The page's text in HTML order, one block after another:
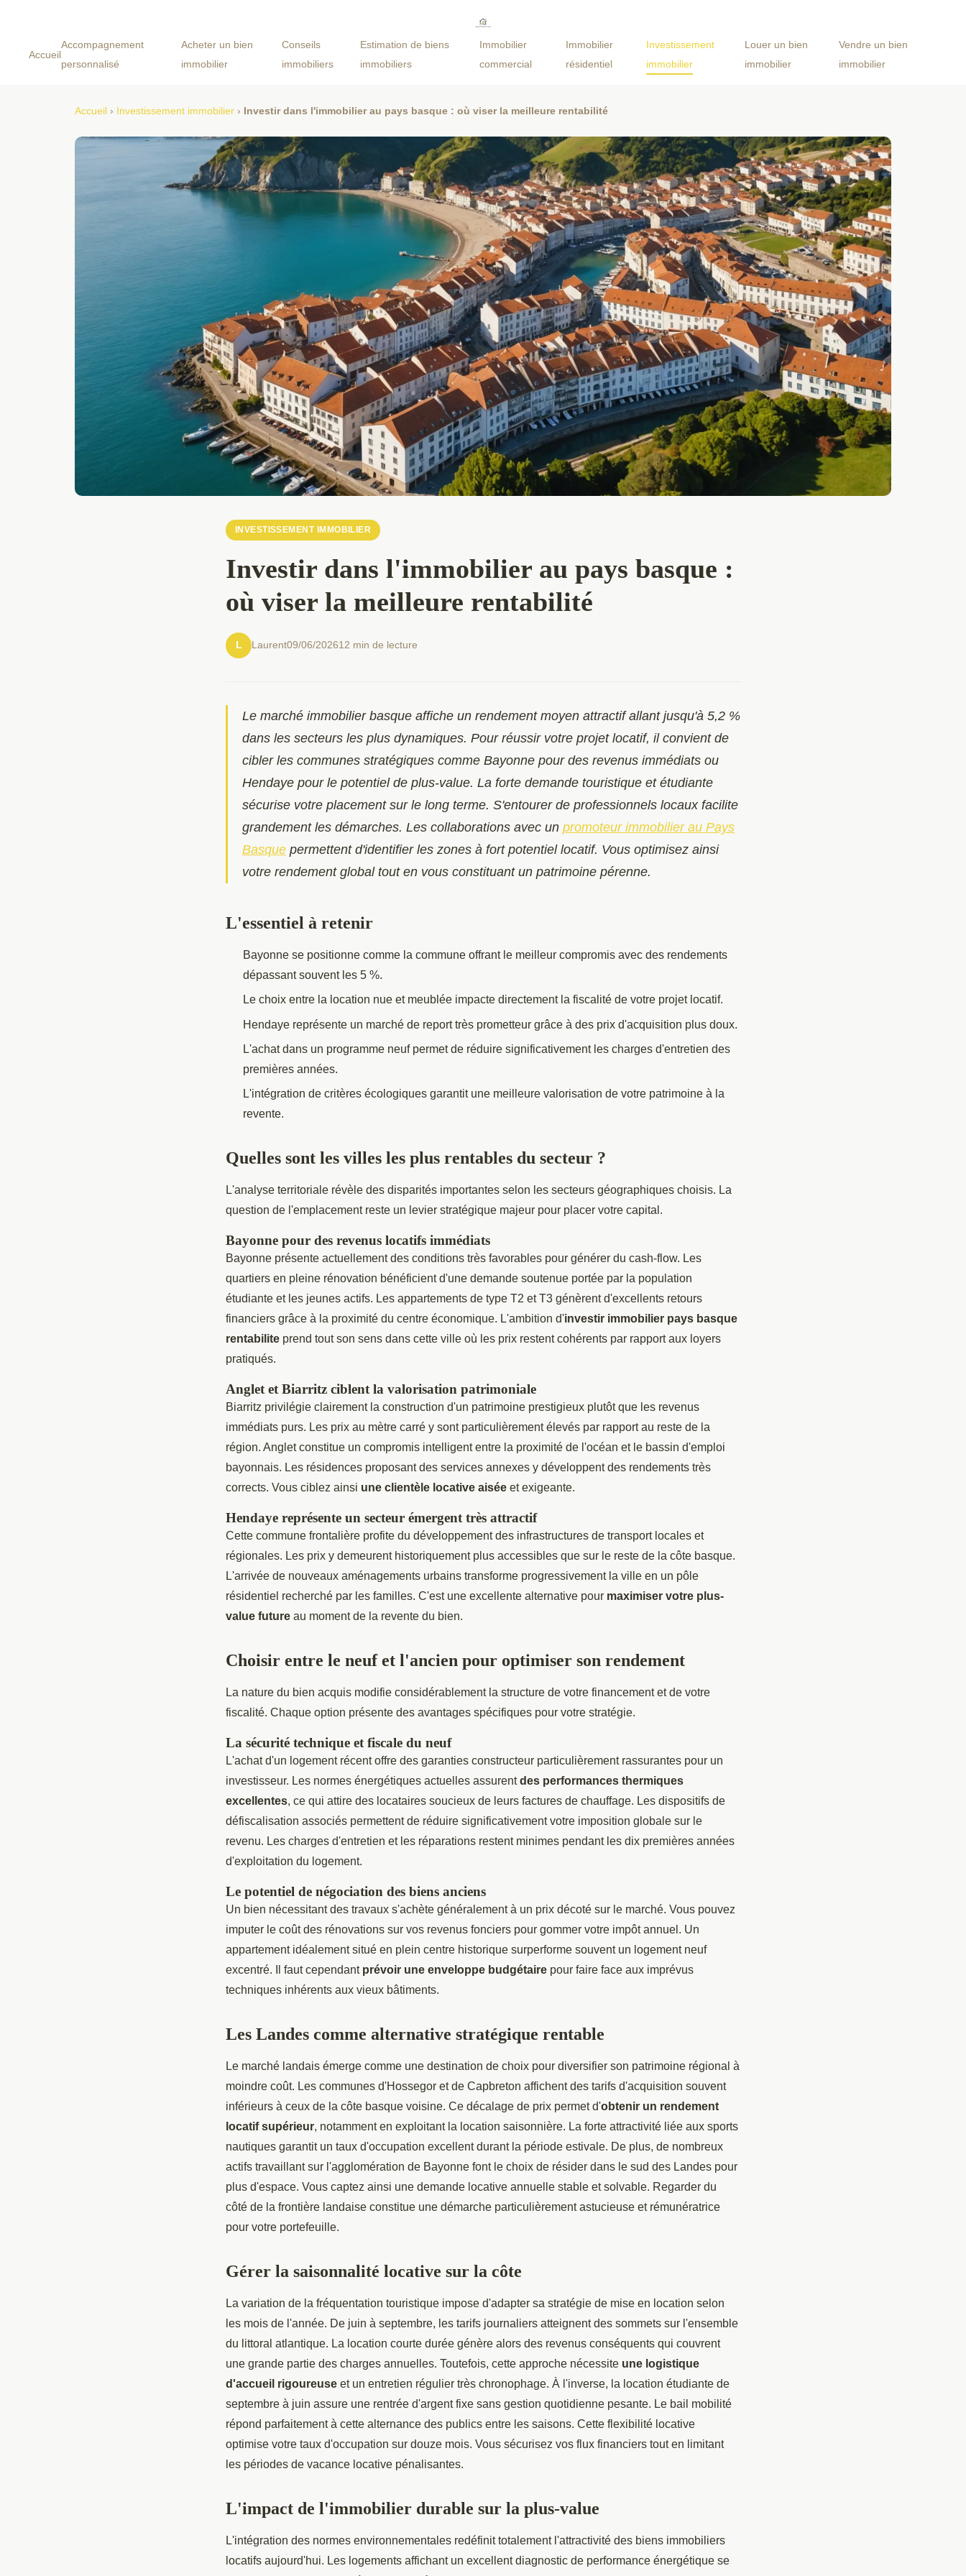
Accueil
Accompagnement
personnalisé
Acheter un bien
immobilier
Conseils
immobiliers
Estimation de biens
immobiliers
Immobilier
commercial
Immobilier
résidentiel
Investissement
immobilier
Louer un bien
immobilier
Vendre un bien
immobilier
Accueil › Investissement immobilier › Investir dans l'immobilier au pays basque : où viser la meilleure rentabilité
INVESTISSEMENT IMMOBILIER
Investir dans l'immobilier au pays basque :
où viser la meilleure rentabilité
L Laurent09/06/202612 min de lecture
Le marché immobilier basque affiche un rendement moyen attractif allant jusqu'à 5,2 %
dans les secteurs les plus dynamiques. Pour réussir votre projet locatif, il convient de
cibler les communes stratégiques comme Bayonne pour des revenus immédiats ou
Hendaye pour le potentiel de plus-value. La forte demande touristique et étudiante
sécurise votre placement sur le long terme. S'entourer de professionnels locaux facilite
grandement les démarches. Les collaborations avec un promoteur immobilier au Pays
Basque permettent d'identifier les zones à fort potentiel locatif. Vous optimisez ainsi
votre rendement global tout en vous constituant un patrimoine pérenne.
L'essentiel à retenir
Bayonne se positionne comme la commune offrant le meilleur compromis avec des rendements
dépassant souvent les 5 %.
Le choix entre la location nue et meublée impacte directement la fiscalité de votre projet locatif.
Hendaye représente un marché de report très prometteur grâce à des prix d'acquisition plus doux.
L'achat dans un programme neuf permet de réduire significativement les charges d'entretien des
premières années.
L'intégration de critères écologiques garantit une meilleure valorisation de votre patrimoine à la
revente.
Quelles sont les villes les plus rentables du secteur ?
L'analyse territoriale révèle des disparités importantes selon les secteurs géographiques choisis. La
question de l'emplacement reste un levier stratégique majeur pour placer votre capital.
Bayonne pour des revenus locatifs immédiats
Bayonne présente actuellement des conditions très favorables pour générer du cash-flow. Les
quartiers en pleine rénovation bénéficient d'une demande soutenue portée par la population
étudiante et les jeunes actifs. Les appartements de type T2 et T3 génèrent d'excellents retours
financiers grâce à la proximité du centre économique. L'ambition d'investir immobilier pays basque
rentabilite prend tout son sens dans cette ville où les prix restent cohérents par rapport aux loyers
pratiqués.
Anglet et Biarritz ciblent la valorisation patrimoniale
Biarritz privilégie clairement la construction d'un patrimoine prestigieux plutôt que les revenus
immédiats purs. Les prix au mètre carré y sont particulièrement élevés par rapport au reste de la
région. Anglet constitue un compromis intelligent entre la proximité de l'océan et le bassin d'emploi
bayonnais. Les résidences proposant des services annexes y développent des rendements très
corrects. Vous ciblez ainsi une clientèle locative aisée et exigeante.
Hendaye représente un secteur émergent très attractif
Cette commune frontalière profite du développement des infrastructures de transport locales et
régionales. Les prix y demeurent historiquement plus accessibles que sur le reste de la côte basque.
L'arrivée de nouveaux aménagements urbains transforme progressivement la ville en un pôle
résidentiel recherché par les familles. C'est une excellente alternative pour maximiser votre plus-
value future au moment de la revente du bien.
Choisir entre le neuf et l'ancien pour optimiser son rendement
La nature du bien acquis modifie considérablement la structure de votre financement et de votre
fiscalité. Chaque option présente des avantages spécifiques pour votre stratégie.
La sécurité technique et fiscale du neuf
L'achat d'un logement récent offre des garanties constructeur particulièrement rassurantes pour un
investisseur. Les normes énergétiques actuelles assurentdes performances thermiques
excellentes, ce qui attire des locataires soucieux de leurs factures de chauffage. Les dispositifs de
défiscalisation associés permettent de réduire significativement votre imposition globale sur le
revenu. Les charges d'entretien et les réparations restent minimes pendant les dix premières années
d'exploitation du logement.
Le potentiel de négociation des biens anciens
Un bien nécessitant des travaux s'achète généralement à un prix décoté sur le marché. Vous pouvez
imputer le coût des rénovations sur vos revenus fonciers pour gommer votre impôt annuel. Un
appartement idéalement situé en plein centre historique surperforme souvent un logement neuf
excentré. Il faut cependant prévoir une enveloppe budgétaire pour faire face aux imprévus
techniques inhérents aux vieux bâtiments.
Les Landes comme alternative stratégique rentable
Le marché landais émerge comme une destination de choix pour diversifier son patrimoine régional à
moindre coût. Les communes d'Hossegor et de Capbreton affichent des tarifs d'acquisition souvent
inférieurs à ceux de la côte basque voisine. Ce décalage de prix permet d'obtenir un rendement
locatif supérieur, notamment en exploitant la location saisonnière. La forte attractivité liée aux sports
nautiques garantit un taux d'occupation excellent durant la période estivale. De plus, de nombreux
actifs travaillant sur l'agglomération de Bayonne font le choix de résider dans le sud des Landes pour
plus d'espace. Vous captez ainsi une demande locative annuelle stable et solvable. Regarder du
côté de la frontière landaise constitue une démarche particulièrement astucieuse et rémunératrice
pour votre portefeuille.
Gérer la saisonnalité locative sur la côte
La variation de la fréquentation touristique impose d'adapter sa stratégie de mise en location selon
les mois de l'année. De juin à septembre, les tarifs journaliers atteignent des sommets sur l'ensemble
du littoral atlantique. La location courte durée génère alors des revenus conséquents qui couvrent
une grande partie des charges annuelles. Toutefois, cette approche nécessite une logistique
d'accueil rigoureuse et un entretien régulier très chronophage. À l'inverse, la location étudiante de
septembre à juin assure une rentrée d'argent fixe sans gestion quotidienne pesante. Le bail mobilité
répond parfaitement à cette alternance des publics entre les saisons. Cette flexibilité locative
optimise votre taux d'occupation sur douze mois. Vous sécurisez vos flux financiers tout en limitant
les périodes de vacance locative pénalisantes.
L'impact de l'immobilier durable sur la plus-value
L'intégration des normes environnementales redéfinit totalement l'attractivité des biens immobiliers
locatifs aujourd'hui. Les logements affichant un excellent diagnostic de performance énergétique se